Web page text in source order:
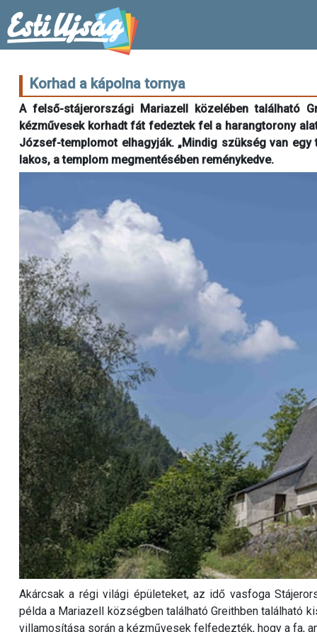
Korhad a kápolna tornya
A felső-stájerországi Mariazell közelében található
kézművesek korhadt fát fedeztek fel a harangtorony
József-templomot elhagyják. „Mindig szükség van
lakos, a templom megmentésében reménykedve.
Akárcsak a régi világi épületeket, az idő vasfoga
példa a Mariazell községben található Greithben található
villamosítása során a kézművesek felfedezték, hogy a fa,